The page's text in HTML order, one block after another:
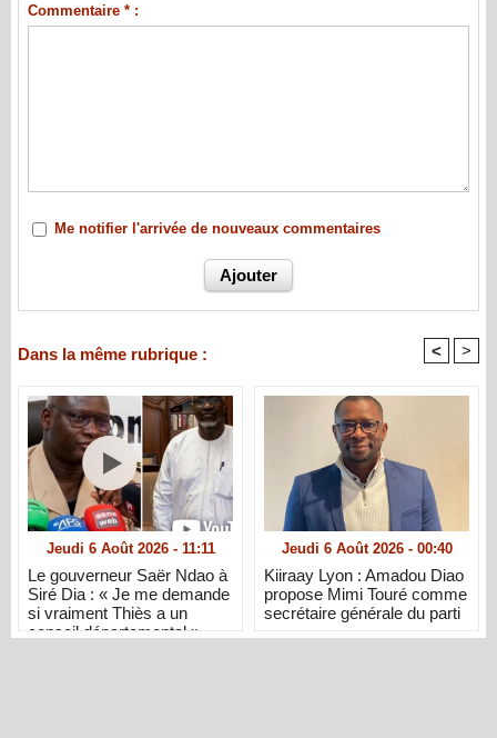
Commentaire * :
Me notifier l'arrivée de nouveaux commentaires
Dans la même rubrique : < >
Jeudi 6 Août 2026 - 11:11
Le gouverneur Saër Ndao à
Siré Dia : « Je me demande
si vraiment Thiès a un
conseil départemental »
Jeudi 6 Août 2026 - 00:40
Kiiraay Lyon : Amadou Diao
propose Mimi Touré comme
secrétaire générale du parti